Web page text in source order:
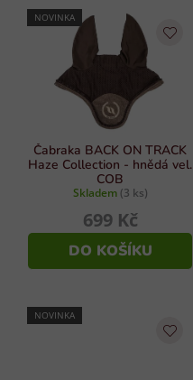
NOVINKA
Čabraka BACK ON TRACK
Haze Collection - hnědá vel.
COB
Skladem (3 ks)
699 Kč
DO KOŠÍKU
NOVINKA